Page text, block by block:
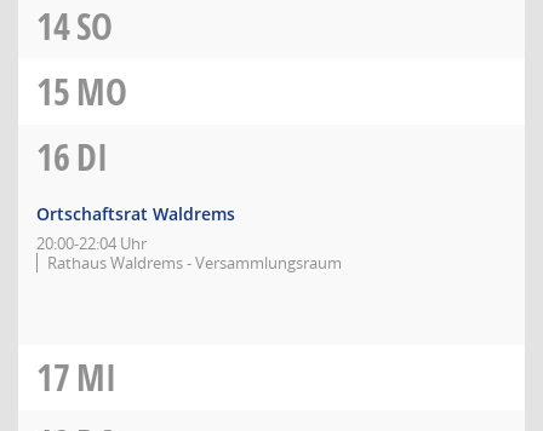
14SO
15MO
16DI
Ortschaftsrat Waldrems
20:00-22:04 Uhr
Rathaus Waldrems - Versammlungsraum
17MI